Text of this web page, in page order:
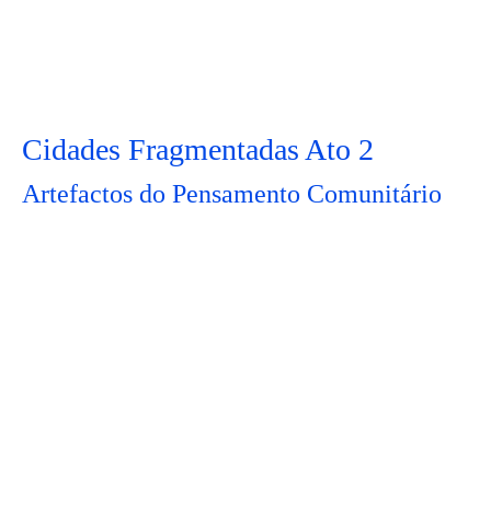
Cidades Fragmentadas Ato 2
Artefactos do Pensamento Comunitário